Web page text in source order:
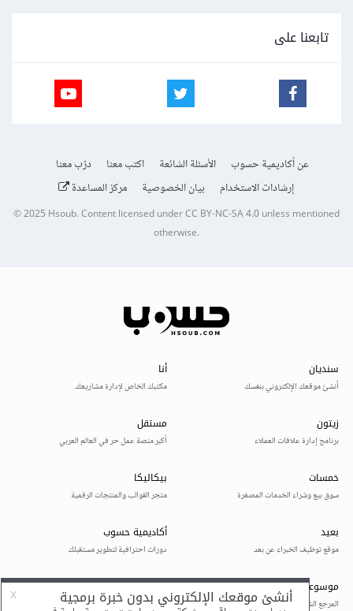
تابعنا على
عن أكاديمية حسوب الأسئلة الشائعة اكتب معنا
درّب معنا
إرشادات الاستخدام
بيان الخصوصية مركز المساعدة
© 2025Hsoub.Content licensed underCC BY-NC-SA 4.0unless mentioned
otherwise.